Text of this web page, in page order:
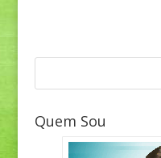
Quem Sou